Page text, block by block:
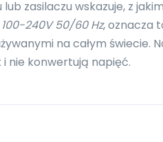
lub zasilaczu wskazuje, z
100-240V 50/60 Hz, oznacza
na całym świecie.
nie konwertują napięć.